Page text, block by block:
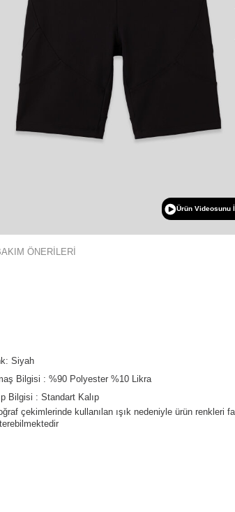
Ürün Videosunu
ÖNERİLERİ
Siyah
Bilgisi : %90 Polyester %10 Likra
Bilgisi : Standart Kalıp
çekimlerinde kullanılan ışık nedeniyle ürün renkleri